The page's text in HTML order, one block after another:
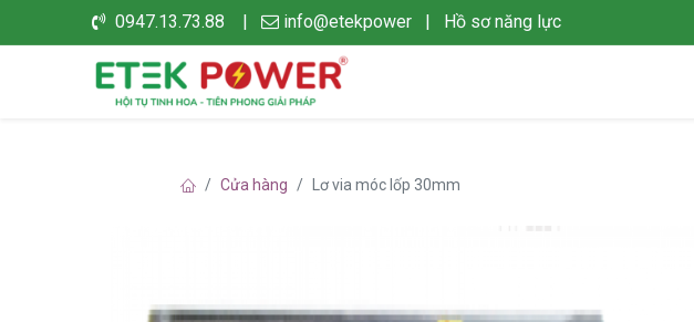
0947.13.73.88 | info@etekpower | Hồ sơ năng lực
Cửa hàng Lơ via móc lốp 30mm